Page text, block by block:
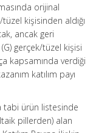
orijinal
kişisinden aldığı
ancak geri
(G) gerçek/tüzel kişisi
kapsamında verdiği
katılım payı
tabi ürün listesinde
pillerden) alan